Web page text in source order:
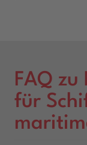
FAQ
für